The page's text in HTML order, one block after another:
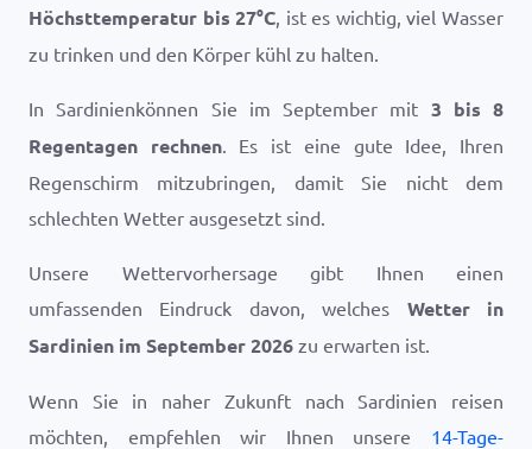
Höchsttemperatur bis27°C, ist es wichtig, viel Wasser
zu trinken und den Körper kühl zu halten.
In Sardinienkönnen Sie im September mit 3 bis 8
Regentagen rechnen. Es ist eine gute Idee, Ihren
Regenschirm mitzubringen, damit Sie nicht dem
schlechten Wetter ausgesetzt sind.
Unsere Wettervorhersage gibt Ihnen einen
umfassenden Eindruck davon, welches Wetter in
Sardinien im September 2026 zu erwarten ist.
Wenn Sie in naher Zukunft nach Sardinien reisen
möchten, empfehlen wir Ihnen unsere 14-Tage-